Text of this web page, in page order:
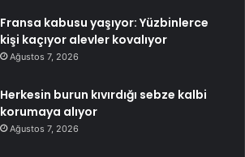
Fransa kabusu yaşıyor: Yüzbinlerce
kişi kaçıyor alevler kovalıyor
Ağustos 7, 2026
Herkesin burun kıvırdığı sebze kalbi
korumaya alıyor
Ağustos 7, 2026